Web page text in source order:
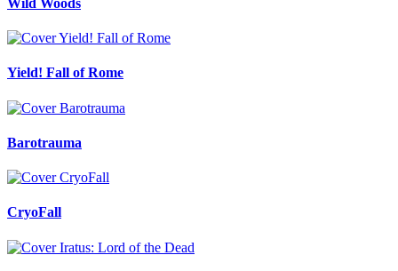
Yield! Fall of Rome
Barotrauma
CryoFall